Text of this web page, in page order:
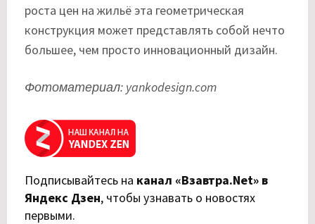
роста цен на жильё эта геометрическая
конструкция может представлять собой нечто
большее, чем просто инновационный дизайн.
Фотоматериал: yankodesign.com
Подписывайтесь на канал «Взавтра.Net» в
Яндекс Дзен, чтобы узнавать о новостях
первыми.